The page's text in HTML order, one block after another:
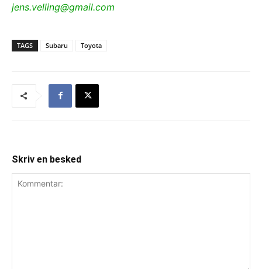
jens.velling@gmail.com
TAGS Subaru Toyota
Skriv en besked